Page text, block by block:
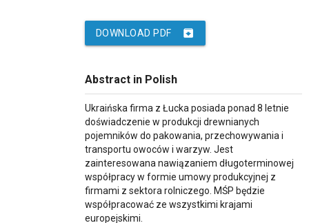
archive
DOWNLOAD PDF
Abstract in Polish
Ukraińska firma z Łucka posiada ponad 8 letnie
doświadczenie w produkcji drewnianych
pojemników do pakowania, przechowywania i
transportu owoców i warzyw. Jest
zainteresowana nawiązaniem długoterminowej
współpracy w formie umowy produkcyjnej z
firmami z sektora rolniczego. MŚP będzie
współpracować ze wszystkimi krajami
europejskimi.